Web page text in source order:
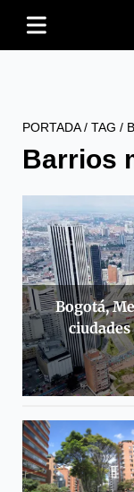
PORTADA/ TAG /
Barrios
Bogotá,